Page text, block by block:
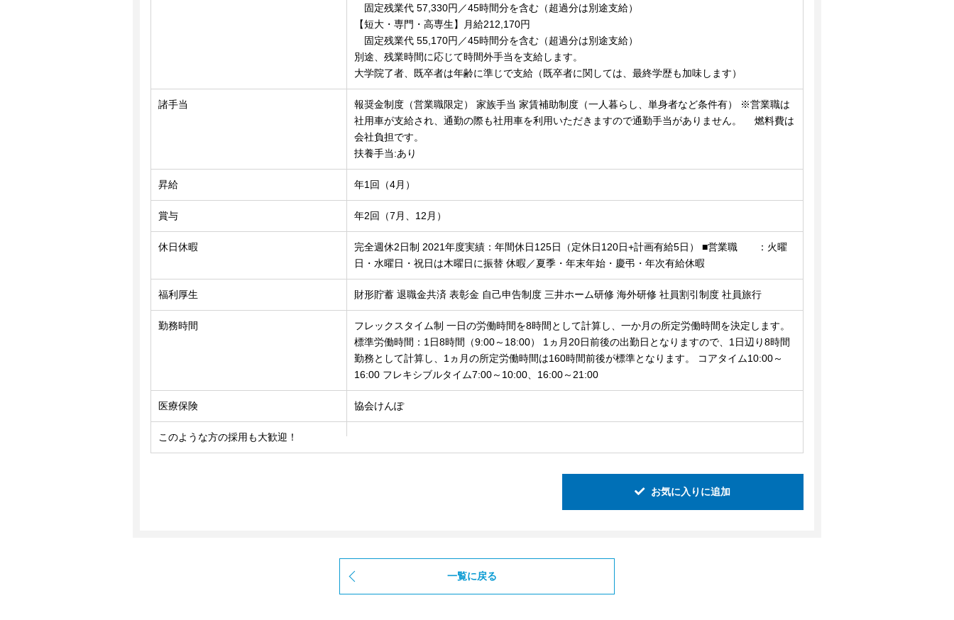
固定残業代 57,330円／45時間分を含む（超過分は別途支給）
【短大・専門・高専生】月給212,170円
固定残業代 55,170円／45時間分を含む（超過分は別途支給）
別途、残業時間に応じて時間外手当を支給します。
大学院了者、既卒者は年齢に準じで支給（既卒者に関しては、最終学歴も加味します）
諸手当
報奨金制度（営業職限定） 家族手当 家賃補助制度（一人暮らし、単身者など条件有） ※営業職は
社用車が支給され、通勤の際も社用車を利用いただきますので通勤手当がありません。 燃料費は
会社負担です。
扶養手当:あり
昇給 年1回（4月）
賞与 年2回（7月、12月）
休日休暇
完全週休2日制 2021年度実績：年間休日125日（定休日120日+計画有給5日） ■営業職 ：火曜
日・水曜日・祝日は木曜日に振替 休暇／夏季・年末年始・慶弔・年次有給休暇
福利厚生 財形貯蓄 退職金共済 表彰金 自己申告制度 三井ホーム研修 海外研修 社員割引制度 社員旅行
勤務時間
フレックスタイム制 一日の労働時間を8時間として計算し、一か月の所定労働時間を決定します。
標準労働時間：1日8時間（9:00～18:00） 1ヵ月20日前後の出勤日となりますので、1日辺り8時間
勤務として計算し、1ヵ月の所定労働時間は160時間前後が標準となります。 コアタイム10:00～
16:00 フレキシブルタイム7:00～10:00、16:00～21:00
医療保険 協会けんぽ
このような方の採用も大歓迎！
お気に入りに追加
一覧に戻る